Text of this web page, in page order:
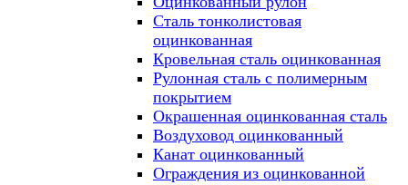
Сталь тонколистовая
оцинкованная
Кровельная сталь оцинкованная
Рулонная сталь с полимерным
покрытием
Окрашенная оцинкованная сталь
Воздуховод оцинкованный
Канат оцинкованный
Ограждения из оцинкованной